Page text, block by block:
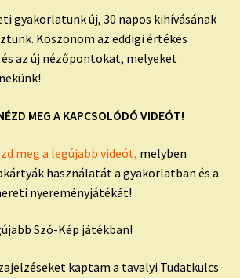
gyakorlatunk új, 30 napos kihívásának
Köszönöm az eddigi értékes
az új nézőpontokat, melyeket
MEG A KAPCSOLÓDÓ VIDEÓT!
meg a legújabb videót, melyben
használatát a gyakorlatban és a
nyereményjátékát!
Szó-Kép játékban!
kaptam a tavalyi Tudatkulcs